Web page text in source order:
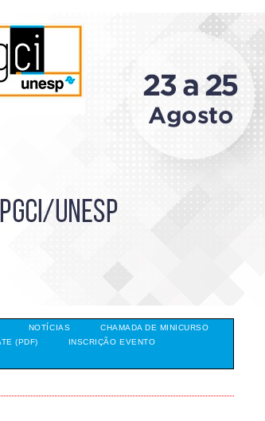
NOTÍCIAS
CHAMADA DE MINICURSO
(PDF)
INSCRIÇÃO EVENTO